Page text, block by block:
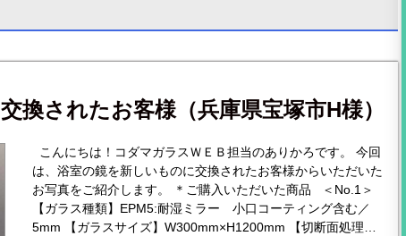
換されたお客様（兵庫県宝塚市H様）
こんにちは！コダマガラスＷＥＢ担当のありかろです。 今回
は、浴室の鏡を新しいものに交換されたお客様からいただいた
お写真をご紹介します。 ＊ご購入いただいた商品 ＜No.1＞
【ガラス種類】EPM5:耐湿ミラー 小口コーティング含む／
5mm 【ガラスサイズ】W300mm×H1200mm 【切断面処理】